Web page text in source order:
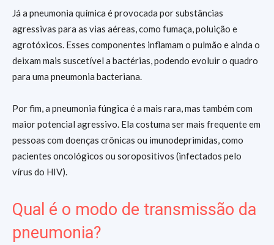
Já a pneumonia química é provocada por substâncias
agressivas para as vias aéreas, como fumaça, poluição e
agrotóxicos. Esses componentes inflamam o pulmão e ainda o
deixam mais suscetível a bactérias, podendo evoluir o quadro
para uma pneumonia bacteriana.
Por fim, a pneumonia fúngica é a mais rara, mas também com
maior potencial agressivo. Ela costuma ser mais frequente em
pessoas com doenças crônicas ou imunodeprimidas, como
pacientes oncológicos ou soropositivos (infectados pelo
vírus do HIV).
Qual é o modo de transmissão da
pneumonia?